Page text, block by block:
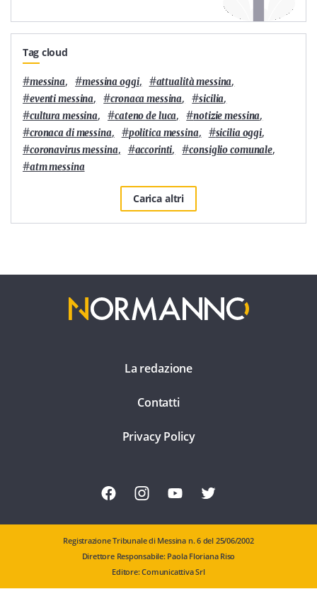
Tag cloud
#messina, #messina oggi, #attualità messina,
#eventi messina, #cronaca messina, #sicilia,
#cultura messina, #cateno de luca, #notizie messina,
#cronaca di messina, #politica messina, #sicilia oggi,
#coronavirus messina, #accorinti, #consiglio comunale,
#atm messina
Carica altri
La redazione
Contatti
Privacy Policy
Registrazione Tribunale di Messina n. 6 del 25/06/2002
Direttore Responsabile: Paola Floriana Riso
Editore: Comunicattiva Srl